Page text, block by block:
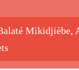
Mikidjièbe,